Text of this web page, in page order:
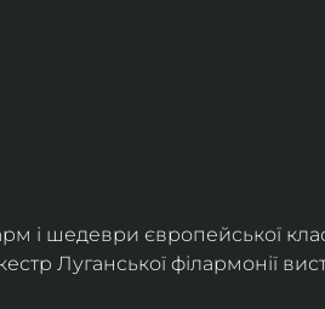
і шедеври європейської
Луганської філармонії